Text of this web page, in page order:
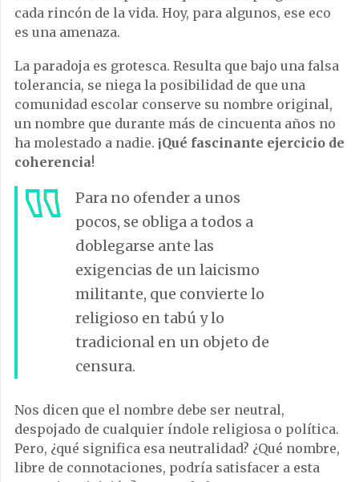
cada rincón de la vida. Hoy, para algunos, ese eco
es una amenaza.
La paradoja es grotesca. Resulta que bajo una falsa
tolerancia, se niega la posibilidad de que una
comunidad escolar conserve su nombre original,
un nombre que durante más de cincuenta años no
ha molestado a nadie. ¡Qué fascinante ejercicio de
coherencia!
Para no ofender a unos
pocos, se obliga a todos a
doblegarse ante las
exigencias de un laicismo
militante, que convierte lo
religioso en tabú y lo
tradicional en un objeto de
censura.
Nos dicen que el nombre debe ser neutral,
despojado de cualquier índole religiosa o política.
Pero, ¿qué significa esa neutralidad? ¿Qué nombre,
libre de connotaciones, podría satisfacer a esta